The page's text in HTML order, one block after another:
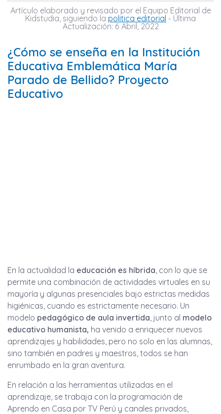
Artículo elaborado y revisado por el Equipo Editorial de
Kidstudia, siguiendo la politica editorial - Última
Actualización: 6 Abril, 2022
¿Cómo se enseña en la Institución
Educativa Emblemática María
Parado de Bellido? Proyecto
Educativo
En la actualidad la educación es híbrida, con lo que se
permite una combinación de actividades virtuales en su
mayoría y algunas presenciales bajo estrictas medidas
higiénicas, cuando es estrictamente necesario. Un
modelo pedagógico de aula invertida, junto al modelo
educativo humanista, ha venido a enriquecer nuevos
aprendizajes y habilidades, pero no solo en las alumnas,
sino también en padres y maestros, todos se han
enrumbado en la gran aventura.
En relación a las herramientas utilizadas en el
aprendizaje, se trabaja con la programación de
Aprendo en Casa por TV Perú y canales privados,